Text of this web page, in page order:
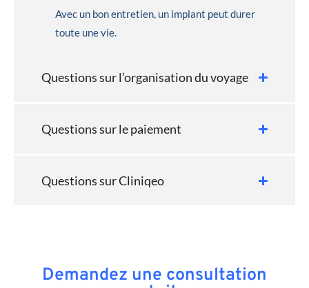
Avec un bon entretien, un implant peut durer
toute une vie.
Questions sur l’organisation du voyage
Questions sur le paiement
Questions sur Cliniqeo
Demandez une consultation